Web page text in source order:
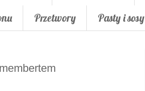
Przetwory Pasty i sosy